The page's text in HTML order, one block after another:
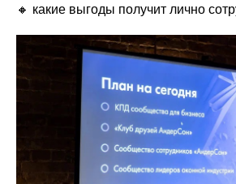
🔸 какие выгоды получит лично